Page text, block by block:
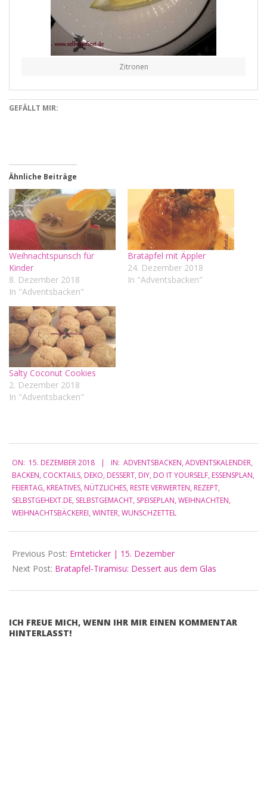
Zitronen
GEFÄLLT MIR:
Ähnliche Beiträge
Weihnachtspunsch für
Kinder
8. Dezember 2018
In "Adventsbacken"
Bratäpfel mit Äppler
24. Dezember 2018
In "Adventsbacken"
Salty Coconut Cookies
2. Dezember 2018
In "Adventsbacken"
12-
15
ON: 15. DEZEMBER 2018 IN: ADVENTSBACKEN, ADVENTSKALENDER,
BACKEN, COCKTAILS, DEKO, DESSERT, DIY, DO IT YOURSELF, ESSENSPLAN,
FEIERTAG, KREATIVES, NÜTZLICHES, RESTE VERWERTEN, REZEPT,
SELBSTGEHEXT.DE, SELBSTGEMACHT, SPEISEPLAN, WEIHNACHTEN,
WEIHNACHTSBÄCKEREI, WINTER, WUNSCHZETTEL
Previous Post: Ernteticker | 15. Dezember
Next Post: Bratapfel-Tiramisu: Dessert aus dem Glas
ICH FREUE MICH, WENN IHR MIR EINEN KOMMENTAR
HINTERLASST!